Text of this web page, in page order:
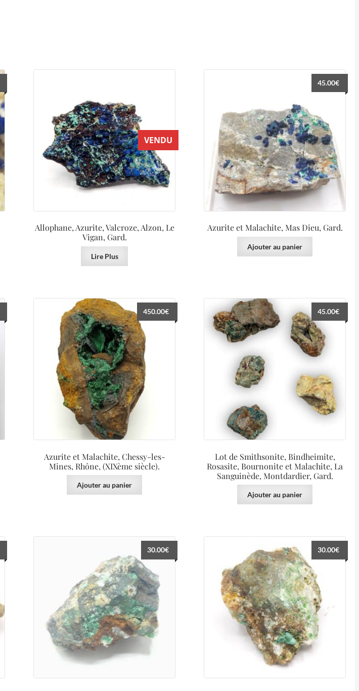
VENDU
Allophane, Azurite, Valcroze, Alzon, Le
Vigan, Gard.
Lire Plus
Azurite et Malachite, Mas Dieu, Gard.
45.00€
Ajouter au panier
Azurite et Malachite, Chessy-les-
Mines, Rhône, (XIXème siècle).
450.00€
Ajouter au panier
Lot de Smithsonite, Bindheimite,
Rosasite, Bournonite et Malachite, La
Sanguinède, Montdardier, Gard.
45.00€
Ajouter au panier
30.00€ 30.00€